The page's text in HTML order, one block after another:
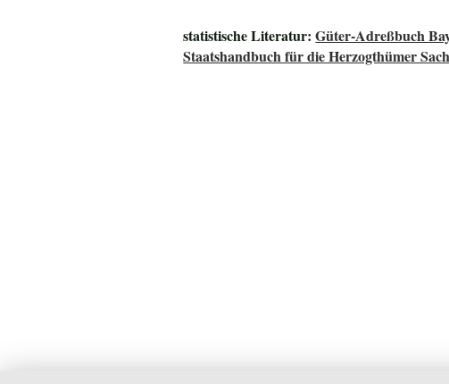
statistische Literatur:Güter-Adreßbuch
Staatshandbuch für die Herzogthümer